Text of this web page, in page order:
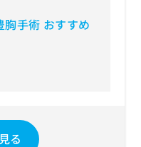
胸手術 おすすめ
る